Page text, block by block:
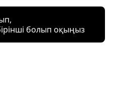
болып оқыңыз